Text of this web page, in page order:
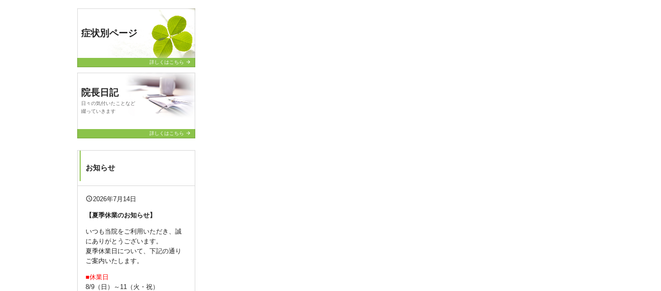
症状別ページ
詳しくはこちら arrow_forward
院長日記
日々の気付いたことなど
綴っていきます
詳しくはこちら arrow_forward
お知らせ
query_builder2026年7月14日
【夏季休業のお知らせ】
いつも当院をご利用いただき、誠
にありがとうございます。
夏季休業日について、下記の通り
ご案内いたします。
■休業日
8/9（日）～11（火・祝）